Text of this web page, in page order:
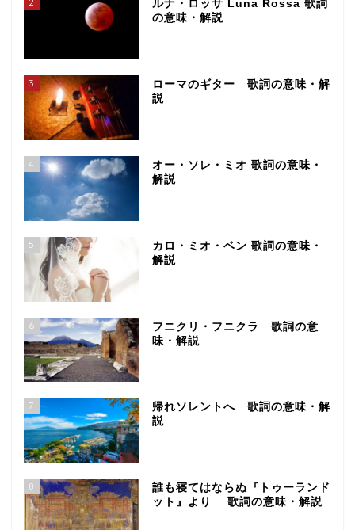
ルナ・ロッサ Luna Rossa 歌詞
の意味・解説
3
ローマのギター 歌詞の意味・解
説
4
オー・ソレ・ミオ 歌詞の意味・
解説
5
カロ・ミオ・ベン 歌詞の意味・
解説
6
フニクリ・フニクラ 歌詞の意
味・解説
7
帰れソレントへ 歌詞の意味・解
説
8
誰も寝てはならぬ『トゥーランド
ット』より 歌詞の意味・解説